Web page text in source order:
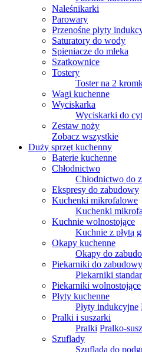
Naleśnikarki
Parowary
Przenośne płyty
Saturatory do wody
Spieniacze do mleka
Szatkownice
Tostery
Toster na 2
Wagi kuchenne
Wyciskarka
Wyciskarki do
Zestaw noży
Zobacz wszystkie
Duży sprzęt kuchenny
Baterie kuchenne
Chłodnictwo
Chłodnictwo do
Ekspresy do zabudowy
Kuchenki mikrofalowe
Kuchenki
Kuchnie wolnostojące
Kuchnie z płytą
Okapy kuchenne
Okapy do
Piekarniki do zabudowy
Piekarniki
Piekarniki wolnostojące
Płyty kuchenne
Płyty indukcyjne
Pralki i suszarki
Pralki Pralko-
Szuflady
Szuflada do